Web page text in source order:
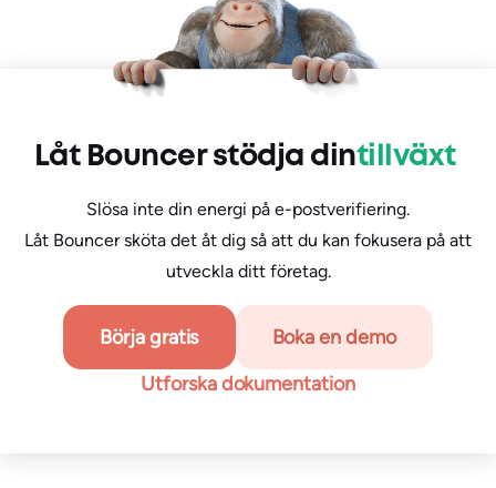
Låt Bouncer stödja dintillväxt
Slösa inte din energi på e-postverifiering.
Låt Bouncer sköta det åt dig så att du kan fokusera på att
utveckla ditt företag.
Börja gratis
Boka en demo
Utforska dokumentation